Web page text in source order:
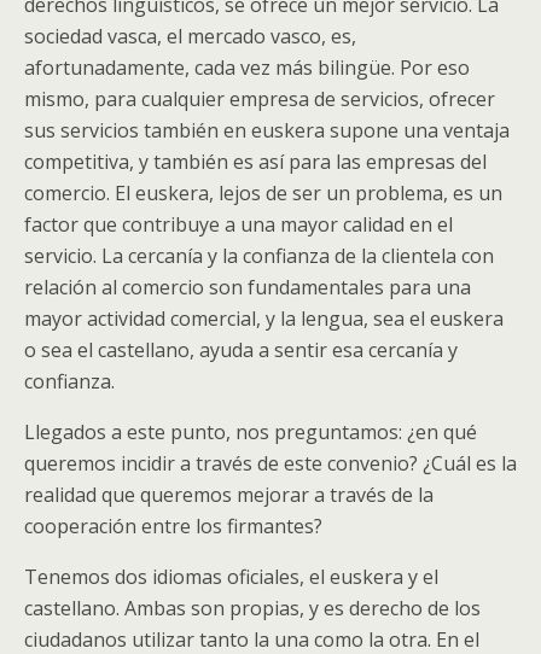
sociedad vasca, el mercado vasco, es,
afortunadamente, cada vez más bilingüe. Por eso
mismo, para cualquier empresa de servicios, ofrecer
sus servicios también en euskera supone una ventaja
competitiva, y también es así para las empresas del
comercio. El euskera, lejos de ser un problema, es un
factor que contribuye a una mayor calidad en el
servicio. La cercanía y la confianza de la clientela con
relación al comercio son fundamentales para una
mayor actividad comercial, y la lengua, sea el euskera
o sea el castellano, ayuda a sentir esa cercanía y
confianza.
Llegados a este punto, nos preguntamos: ¿en qué
queremos incidir a través de este convenio? ¿Cuál es la
realidad que queremos mejorar a través de la
cooperación entre los firmantes?
Tenemos dos idiomas oficiales, el euskera y el
castellano. Ambas son propias, y es derecho de los
ciudadanos utilizar tanto la una como la otra. En el